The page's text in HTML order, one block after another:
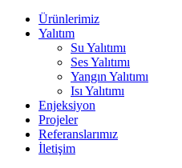
Ürünlerimiz
Yalıtım
Su Yalıtımı
Ses Yalıtımı
Yangın Yalıtımı
Isı Yalıtımı
Enjeksiyon
Projeler
Referanslarımız
İletişim